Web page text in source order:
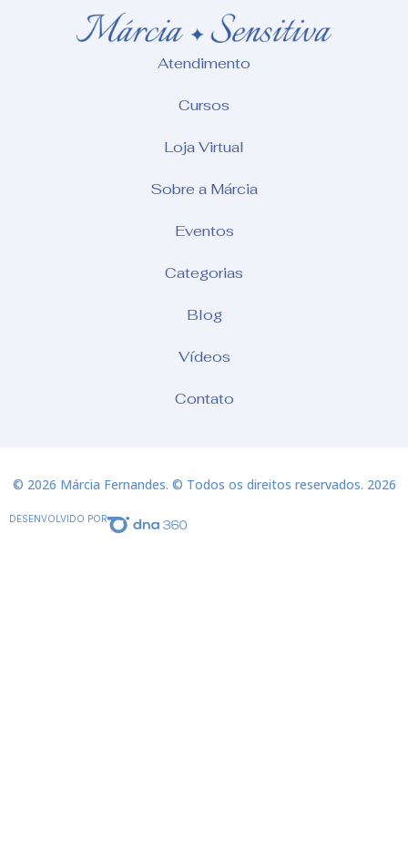
Atendimento
Cursos
Loja Virtual
Sobre a Márcia
Eventos
Categorias
Blog
Vídeos
Contato
© 2026 Márcia Fernandes. © Todos os direitos reservados. 2026
DESENVOLVIDO POR